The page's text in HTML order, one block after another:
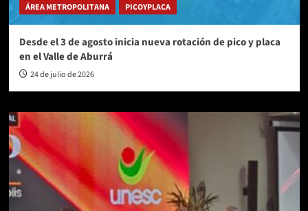
ÁREA METROPOLITANA PICOYPLACA
Desde el 3 de agosto inicia nueva rotación de pico y placa
en el Valle de Aburrá
24 de julio de 2026